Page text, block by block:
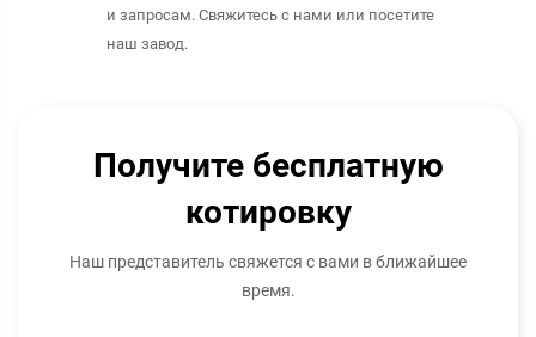
и запросам. Свяжитесь с нами или посетите
наш завод.
Получите бесплатную
котировку
Наш представитель свяжется с вами в ближайшее
время.